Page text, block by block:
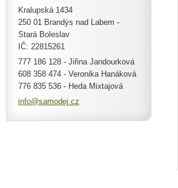
Kralupská 1434
250 01 Brandýs nad Labem -
Stará Boleslav
IČ: 22815261
777 186 128 - Jiřina Jandourková
608 358 474 - Veronika Hanáková
776 835 536 - Heda Mixtajová
info@samodej.cz